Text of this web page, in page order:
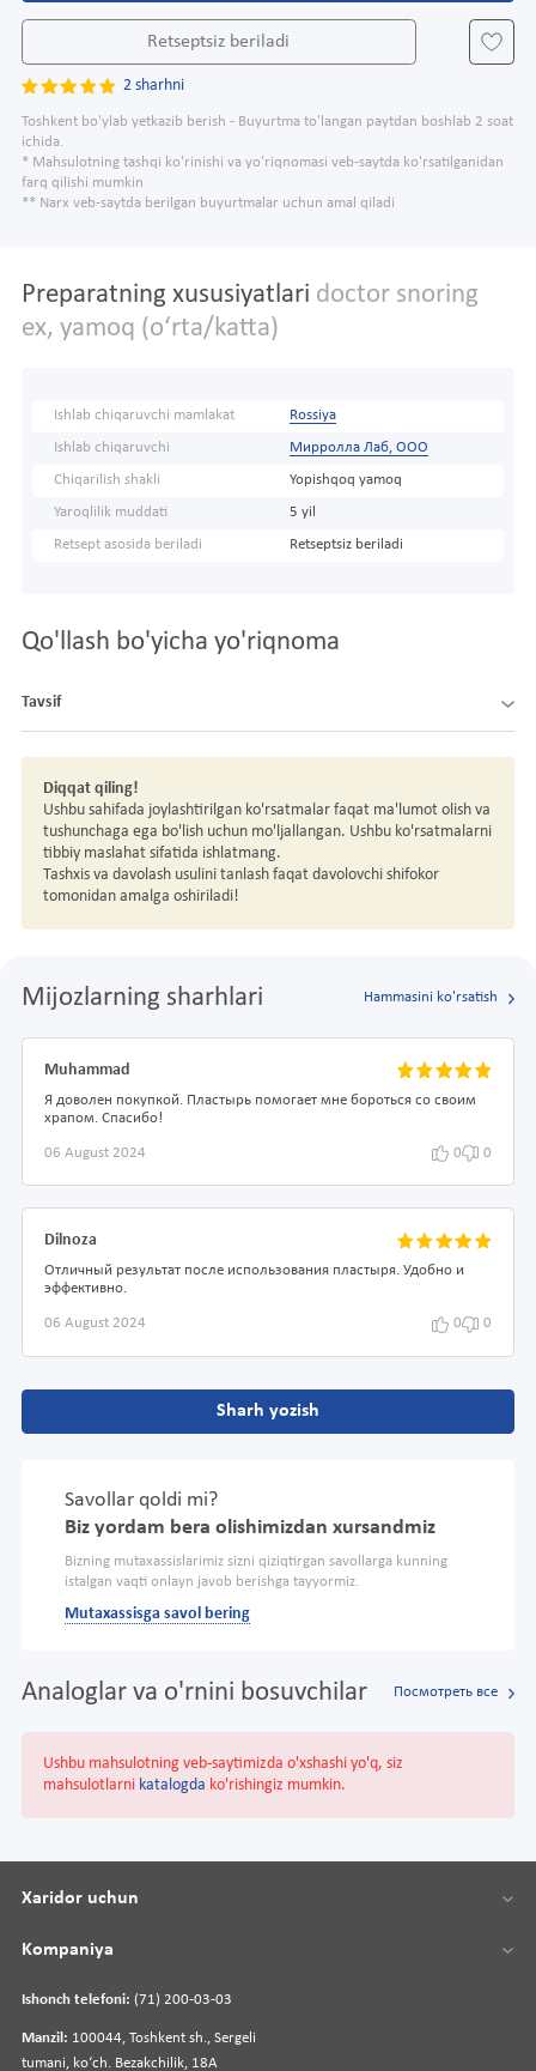
Retseptsiz beriladi
2 sharhni
Toshkent bo'ylab yetkazib berish - Buyurtma to'langan paytdan boshlab 2 soat
ichida.
* Mahsulotning tashqi ko'rinishi va yo'riqnomasi veb-saytda ko'rsatilganidan
farq qilishi mumkin
** Narx veb-saytda berilgan buyurtmalar uchun amal qiladi
Preparatning xususiyatlari doctor snoring
ex, yamoq (oʻrta/katta)
Ishlab chiqaruvchi mamlakat Rossiya
Ishlab chiqaruvchi Мирролла Лаб, ООО
Chiqarilish shakli Yopishqoq yamoq
Yaroqlilik muddati 5 yil
Retsept asosida beriladi Retseptsiz beriladi
Qo'llash bo'yicha yo'riqnoma
Tavsif
Diqqat qiling!
Ushbu sahifada joylashtirilgan ko'rsatmalar faqat ma'lumot olish va
tushunchaga ega bo'lish uchun mo'ljallangan. Ushbu ko'rsatmalarni
tibbiy maslahat sifatida ishlatmang.
Tashxis va davolash usulini tanlash faqat davolovchi shifokor
tomonidan amalga oshiriladi!
Mijozlarning sharhlari Hammasini ko'rsatish
Muhammad
Я доволен покупкой. Пластырь помогает мне бороться со своим
храпом. Спасибо!
06 August 2024 0 0
Dilnoza
Отличный результат после использования пластыря. Удобно и
эффективно.
06 August 2024 0 0
Sharh yozish
Savollar qoldi mi?
Biz yordam bera olishimizdan xursandmiz
Bizning mutaxassislarimiz sizni qiziqtirgan savollarga kunning
istalgan vaqti onlayn javob berishga tayyormiz.
Mutaxassisga savol bering
Analoglar va o'rnini bosuvchilar Посмотреть все
Ushbu mahsulotning veb-saytimizda o'xshashi yo'q, siz
mahsulotlarni katalogda ko'rishingiz mumkin.
Ishonch telefoni: (71) 200-03-03
Manzil: 100044, Toshkent sh., Sergeli
tumani, koʻch. Bezakchilik, 18A
Xaridor uchun
Kompaniya